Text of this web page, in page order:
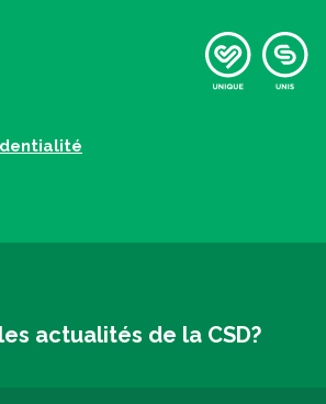
actualités de la CSD?